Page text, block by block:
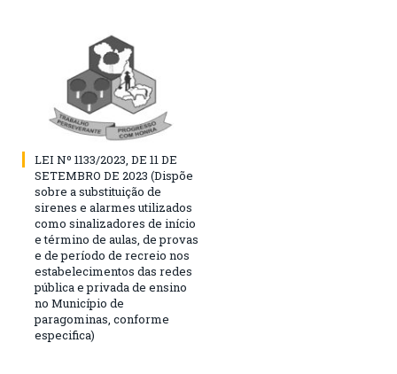
LEI Nº 1133/2023, DE 11 DE
SETEMBRO DE 2023 (Dispõe
sobre a substituição de
sirenes e alarmes utilizados
como sinalizadores de início
e término de aulas, de provas
e de período de recreio nos
estabelecimentos das redes
pública e privada de ensino
no Município de
paragominas, conforme
especifica)